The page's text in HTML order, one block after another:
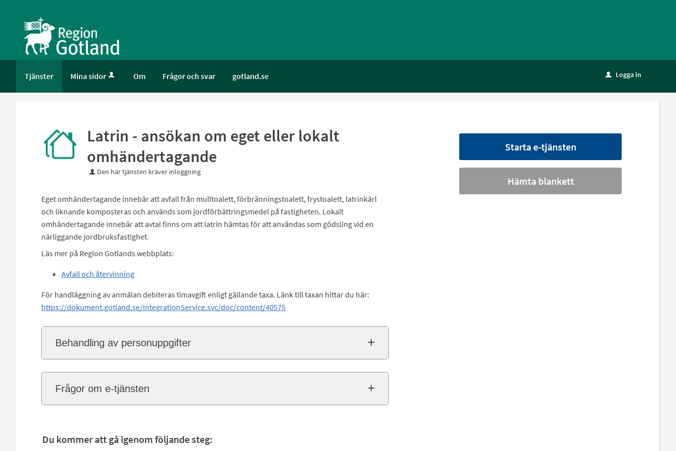
tjänster
-
GotlandTjänster Mina sidor Om Frågor och svar gotland.se u Logga in
Latrin - ansökan om eget eller lokalt
omhändertagande
Den här tjänsten kräver inloggning
Eget omhändertagande innebär att avfall från mulltoalett, förbränningstoalett, frystoalett, latrinkärl
och liknande komposteras och används som jordförbättringsmedel på fastigheten. Lokalt
omhändertagande innebär att avtal finns om att latrin hämtas för att användas som gödsling vid en
närliggande jordbruksfastighet.
Läs mer på Region Gotlands webbplats:
Avfall och återvinning
För handläggning av anmälan debiteras timavgift enligt gällande taxa. Länk till taxan hittar du här:
https://dokument.gotland.se/IntegrationService.svc/doc/content/40575
Behandling av personuppgifter
Frågor om e-tjänsten
Starta e-tjänsten
Hämta blankett
Du kommer att gå igenom följande steg: